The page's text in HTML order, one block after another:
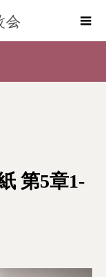
第5章1-